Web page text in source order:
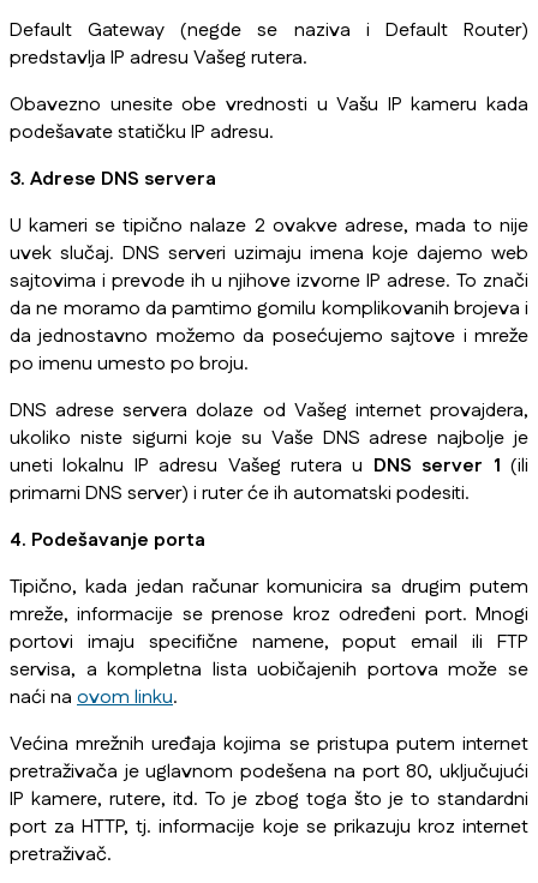
Default Gateway (negde se naziva i Default Router)
predstavlja IP adresu Vašeg rutera.
Obavezno unesite obe vrednosti u Vašu IP kameru kada
podešavate statičku IP adresu.
3. Adrese DNS servera
U kameri se tipično nalaze 2 ovakve adrese, mada to nije
uvek slučaj. DNS serveri uzimaju imena koje dajemo web
sajtovima i prevode ih u njihove izvorne IP adrese. To znači
da ne moramo da pamtimo gomilu komplikovanih brojeva i
da jednostavno možemo da posećujemo sajtove i mreže
po imenu umesto po broju.
DNS adrese servera dolaze od Vašeg internet provajdera,
ukoliko niste sigurni koje su Vaše DNS adrese najbolje je
uneti lokalnu IP adresu Vašeg rutera u DNS server 1 (ili
primarni DNS server) i ruter će ih automatski podesiti.
4. Podešavanje porta
Tipično, kada jedan računar komunicira sa drugim putem
mreže, informacije se prenose kroz određeni port. Mnogi
portovi imaju specifične namene, poput email ili FTP
servisa, a kompletna lista uobičajenih portova može se
naći na ovom linku.
Većina mrežnih uređaja kojima se pristupa putem internet
pretraživača je uglavnom podešena na port 80, uključujući
IP kamere, rutere, itd. To je zbog toga što je to standardni
port za HTTP, tj. informacije koje se prikazuju kroz internet
pretraživač.